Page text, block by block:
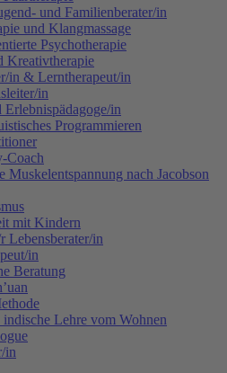
und Familienberater/in
und Klangmassage
Psychotherapie
Kreativtherapie
in & Lerntherapeut/in
in
Erlebnispädagoge/in
Programmieren
Coach
Muskelentspannung nach Jacobson
mit Kindern
Lebensberater/in
in
Beratung
indische Lehre vom Wohnen
in